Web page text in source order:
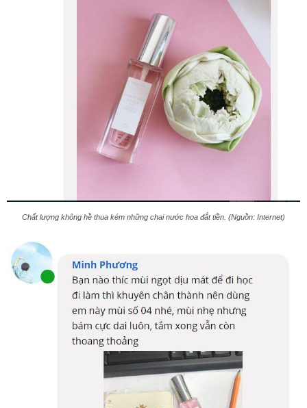
Chất lượng không hề thua kém những chai nước hoa đắt tiền. (Nguồn: Internet)